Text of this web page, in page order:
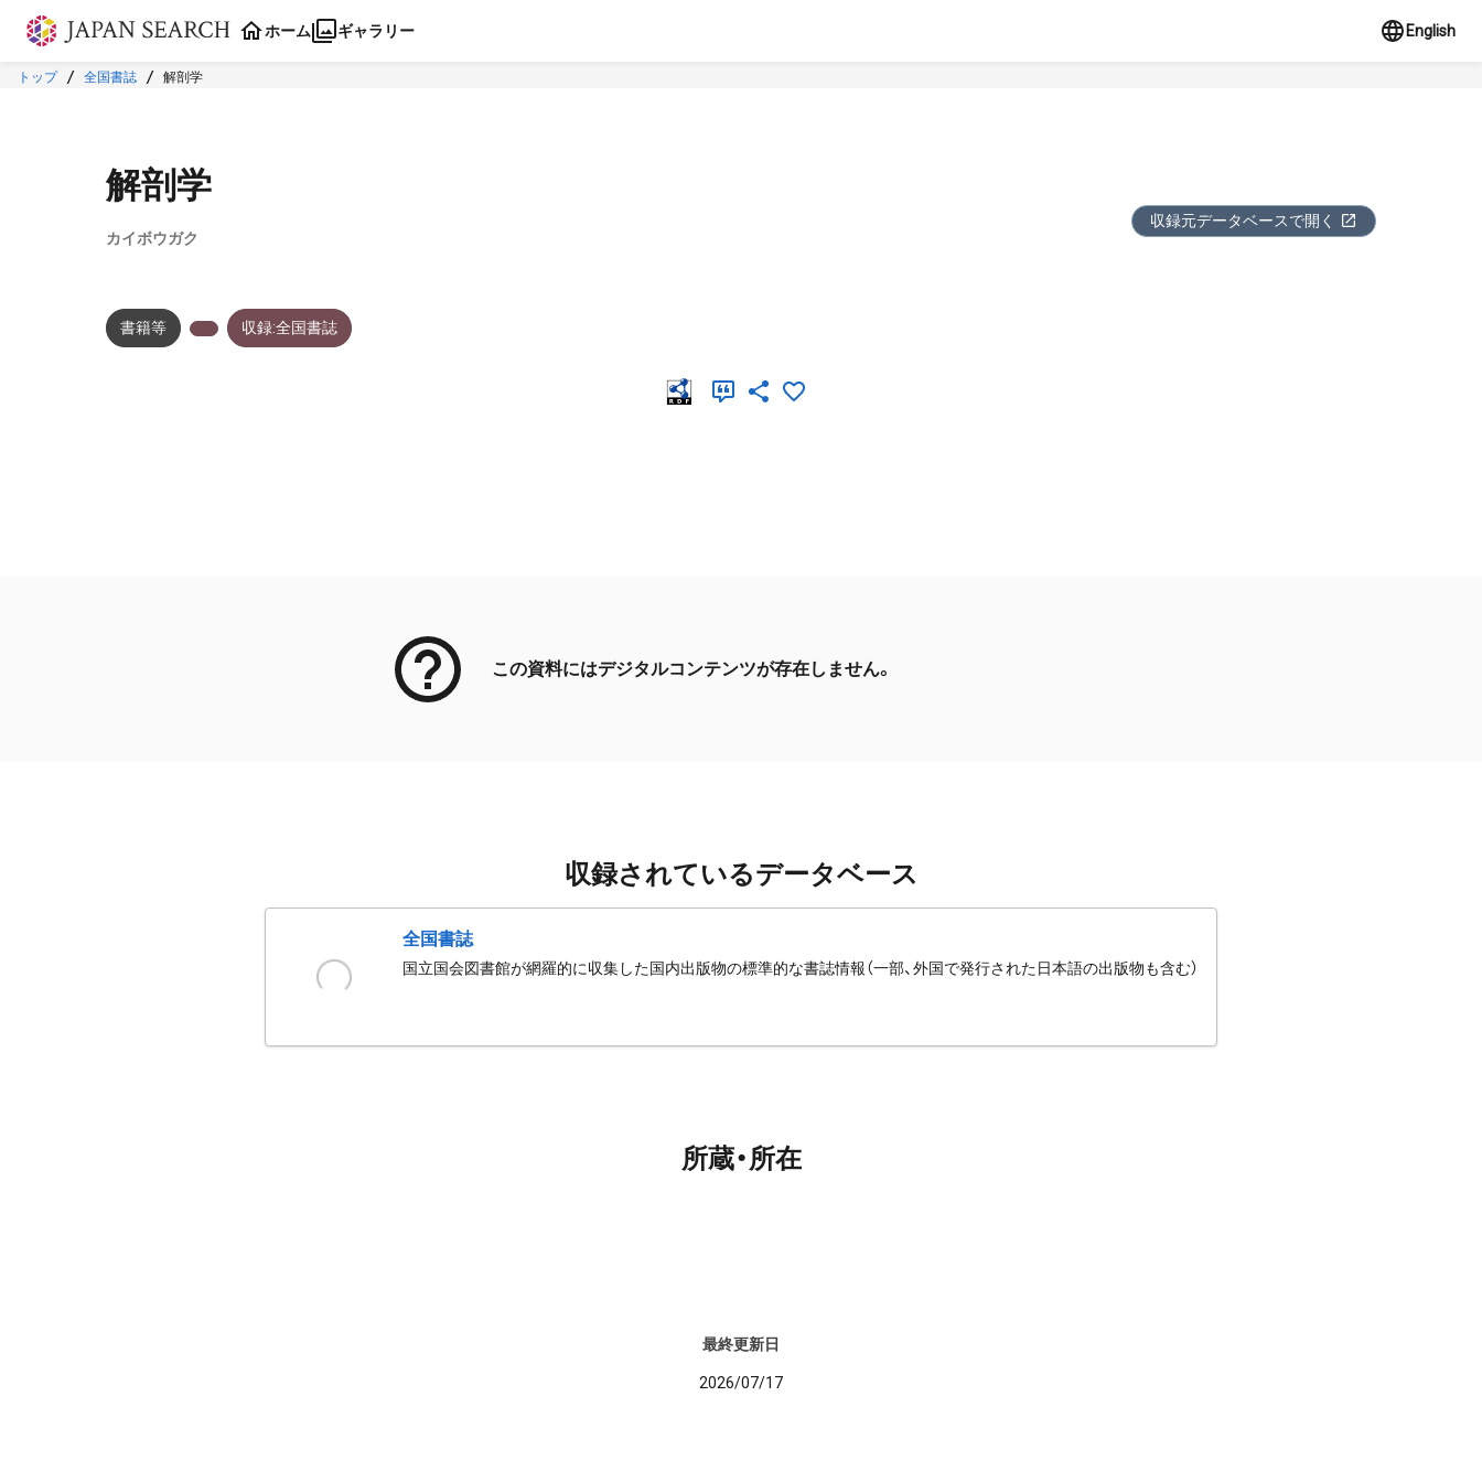
本文に飛ぶ
ホーム ギャラリー English
トップ 全国書誌 解剖学
解剖学
カイボウガク
収録元データベースで開く
書籍等 収録:全国書誌
この資料にはデジタルコンテンツが存在しません。
収録されているデータベース
全国書誌
国立国会図書館が網羅的に収集した国内出版物の標準的な書誌情報（一部、外国で発行された日本語の出版物も含む）
所蔵・所在
最終更新日
2026/07/17